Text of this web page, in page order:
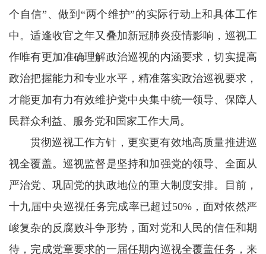
个自信”、做到“两个维护”的实际行动上和具体工作
中。适逢收官之年又叠加新冠肺炎疫情影响，巡视工
作唯有更加准确理解政治巡视的内涵要求，切实提高
政治把握能力和专业水平，精准落实政治巡视要求，
才能更加有力有效维护党中央集中统一领导、保障人
民群众利益、服务党和国家工作大局。
贯彻巡视工作方针，更实更有效地高质量推进巡
视全覆盖。巡视监督是坚持和加强党的领导、全面从
严治党、巩固党的执政地位的重大制度安排。目前，
十九届中央巡视任务完成率已超过50%，面对依然严
峻复杂的反腐败斗争形势，面对党和人民的信任和期
待，完成党章要求的一届任期内巡视全覆盖任务，来